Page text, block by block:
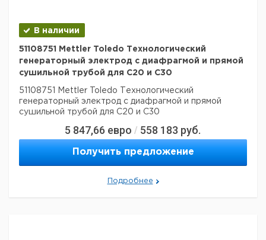
В наличии
51108751 Mettler Toledo Технологический
генераторный электрод с диафрагмой и прямой
сушильной трубой для C20 и C30
51108751 Mettler Toledo Технологический
генераторный электрод с диафрагмой и прямой
сушильной трубой для C20 и C30
5 847,66 евро / 558 183 руб.
Получить предложение
Подробнее